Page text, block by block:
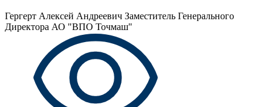
Гергерт Алексей Андреевич Заместитель Генерального
Директора АО "ВПО Точмаш"